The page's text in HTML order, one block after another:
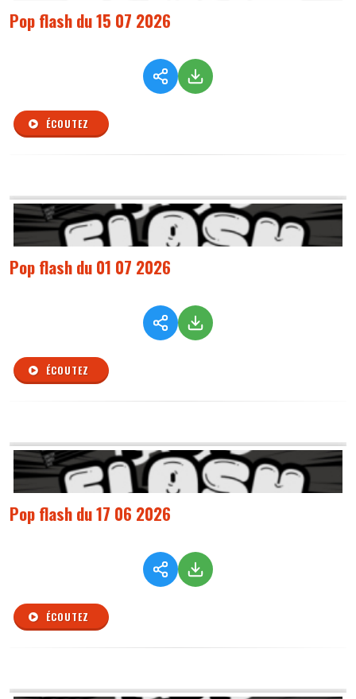
Pop flash du 15 07 2026
ÉCOUTEZ
Pop flash du 01 07 2026
ÉCOUTEZ
Pop flash du 17 06 2026
ÉCOUTEZ